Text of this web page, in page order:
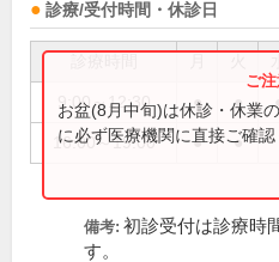
診療/受付時間・休診日
9:00～12:30 ● ●
16:00～19:00 ● ●
お盆(8月中旬)は休診・休業
に必ず医療機関に直接ご確認
備考: 初診受付は診療時
す。